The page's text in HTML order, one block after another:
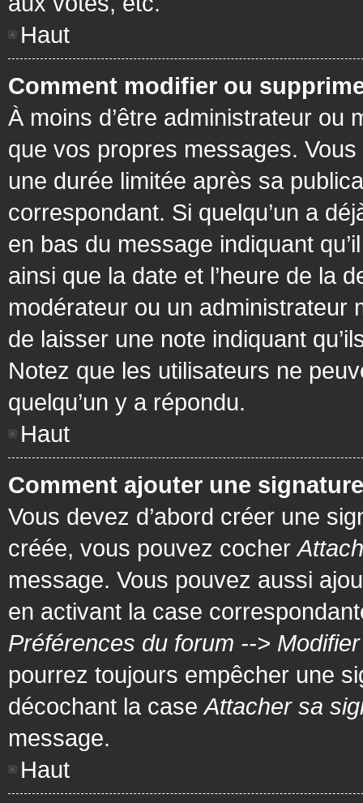
Haut
Comment modifier ou
À moins d’être administrateur ou
que vos propres messages.
une durée limitée après sa
correspondant. Si quelqu’un a
en bas du message indiquant
ainsi que la date et l’heure de la
modérateur ou un administrateur
de laisser une note indiquant
Notez que les utilisateurs ne
quelqu’un y a répondu.
Haut
Comment ajouter une
Vous devez d’abord créer une
créée, vous pouvez cocher
message. Vous pouvez aussi
en activant la case
Préférences du forum -->
pourrez toujours empêcher une
décochant la caseAttacher sa
message.
Haut